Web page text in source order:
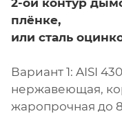
2-ой контур
плёнке,
или сталь
Вариант 1: AISI
нержавеющая,
жаропрочная до